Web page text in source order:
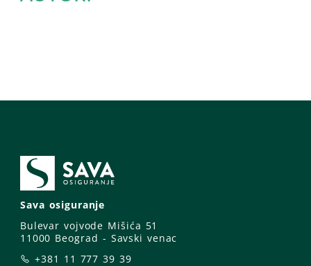
Sava osiguranje
Bulevar vojvode Mišića 51
11000 Beograd - Savski venac
+381 11 777 39 39